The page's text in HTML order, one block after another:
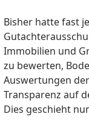
Bisher hatte fast
Immobilien und
zu bewerten,
Auswertungen
Transparenz auf
Dies geschieht